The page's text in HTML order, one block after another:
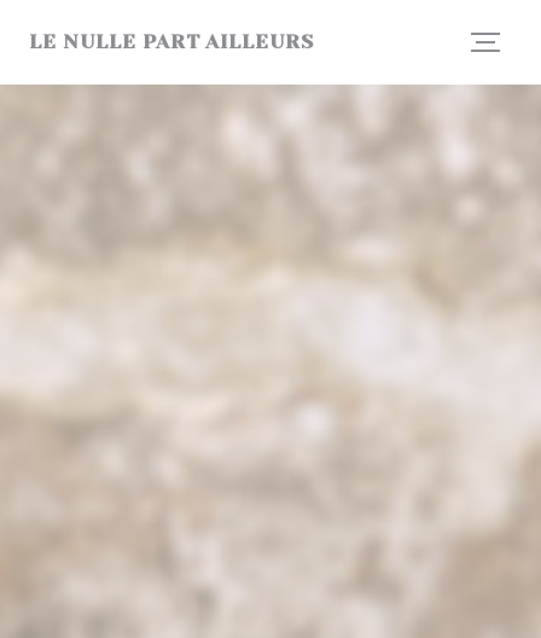
LE NULLE PART AILLEURS